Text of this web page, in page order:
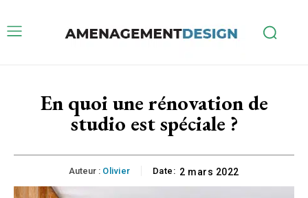
En quoi une rénovation de
studio est spéciale ?
Auteur : Olivier Date: 2 mars 2022